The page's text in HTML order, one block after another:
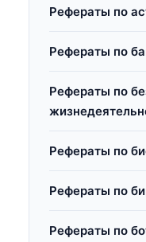
Рефераты по
Рефераты по
Рефераты по
Рефераты по
Рефераты по
Рефераты по